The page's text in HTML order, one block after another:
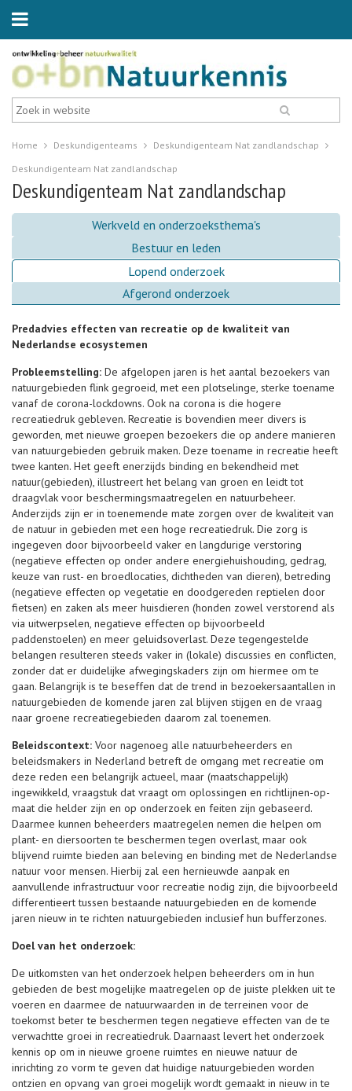
Home Deskundigenteams
Deskundigenteam Nat zandlandschap
Deskundigenteam Nat zandlandschap
Deskundigenteam Nat zandlandschap
Werkveld en onderzoeksthema's
Bestuur en leden
Lopend onderzoek
Afgerond onderzoek
Predadvies effecten van recreatie op de kwaliteit van
Nederlandse ecosystemen
Probleemstelling: De afgelopen jaren is het aantal bezoekers van
natuurgebieden flink gegroeid, met een plotselinge, sterke toename
vanaf de corona-lockdowns. Ook na corona is die hogere
recreatiedruk gebleven. Recreatie is bovendien meer divers is
geworden, met nieuwe groepen bezoekers die op andere manieren
van natuurgebieden gebruik maken. Deze toename in recreatie heeft
twee kanten. Het geeft enerzijds binding en bekendheid met
natuur(gebieden), illustreert het belang van groen en leidt tot
draagvlak voor beschermingsmaatregelen en natuurbeheer.
Anderzijds zijn er in toenemende mate zorgen over de kwaliteit van
de natuur in gebieden met een hoge recreatiedruk. Die zorg is
ingegeven door bijvoorbeeld vaker en langdurige verstoring
(negatieve effecten op onder andere energiehuishouding, gedrag,
keuze van rust- en broedlocaties, dichtheden van dieren), betreding
(negatieve effecten op vegetatie en doodgereden reptielen door
fietsen) en zaken als meer huisdieren (honden zowel verstorend als
via uitwerpselen, negatieve effecten op bijvoorbeeld
paddenstoelen) en meer geluidsoverlast. Deze tegengestelde
belangen resulteren steeds vaker in (lokale) discussies en conflicten,
zonder dat er duidelijke afwegingskaders zijn om hiermee om te
gaan. Belangrijk is te beseffen dat de trend in bezoekersaantallen in
natuurgebieden de komende jaren zal blijven stijgen en de vraag
naar groene recreatiegebieden daarom zal toenemen.
Beleidscontext: Voor nagenoeg alle natuurbeheerders en
beleidsmakers in Nederland betreft de omgang met recreatie om
deze reden een belangrijk actueel, maar (maatschappelijk)
ingewikkeld, vraagstuk dat vraagt om oplossingen en richtlijnen-op-
maat die helder zijn en op onderzoek en feiten zijn gebaseerd.
Daarmee kunnen beheerders maatregelen nemen die helpen om
plant- en diersoorten te beschermen tegen overlast, maar ook
blijvend ruimte bieden aan beleving en binding met de Nederlandse
natuur voor mensen. Hierbij zal een hernieuwde aanpak en
aanvullende infrastructuur voor recreatie nodig zijn, die bijvoorbeeld
differentieert tussen bestaande natuurgebieden en de komende
jaren nieuw in te richten natuurgebieden inclusief hun bufferzones.
Doel van het onderzoek:
De uitkomsten van het onderzoek helpen beheerders om in hun
gebieden de best mogelijke maatregelen op de juiste plekken uit te
voeren en daarmee de natuurwaarden in de terreinen voor de
toekomst beter te beschermen tegen negatieve effecten van de te
verwachtte groei in recreatiedruk. Daarnaast levert het onderzoek
kennis op om in nieuwe groene ruimtes en nieuwe natuur de
inrichting zo vorm te geven dat huidige natuurgebieden worden
ontzien en opvang van groei mogelijk wordt gemaakt in nieuw in te